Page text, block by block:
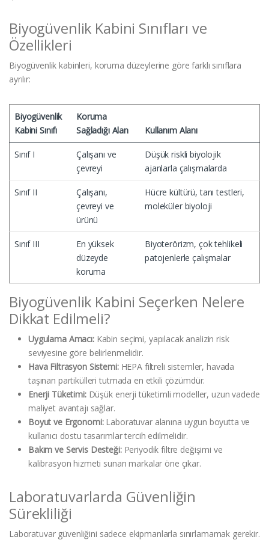
Biyogüvenlik Kabini Sınıfları ve
Özellikleri
Biyogüvenlik kabinleri, koruma düzeylerine göre farklı sınıflara
ayrılır:
Biyogüvenlik
Kabini Sınıfı
Koruma
Sağladığı Alan
Kullanım Alanı
Sınıf I
Çalışanı ve
çevreyi
Düşük riskli biyolojik
ajanlarla çalışmalarda
Sınıf II
Çalışanı,
çevreyi ve
ürünü
Hücre kültürü, tanı testleri,
moleküler biyoloji
Sınıf III
En yüksek
düzeyde
koruma
Biyoterörizm, çok tehlikeli
patojenlerle çalışmalar
Biyogüvenlik Kabini Seçerken Nelere
Dikkat Edilmeli?
Uygulama Amacı:Kabin seçimi, yapılacak analizin risk
seviyesine göre belirlenmelidir.
Hava Filtrasyon Sistemi:HEPA filtreli sistemler, havada
taşınan partikülleri tutmada en etkili çözümdür.
Enerji Tüketimi:Düşük enerji tüketimli modeller, uzun vadede
maliyet avantajı sağlar.
Boyut ve Ergonomi:Laboratuvar alanına uygun boyutta ve
kullanıcı dostu tasarımlar tercih edilmelidir.
Bakım ve Servis Desteği:Periyodik filtre değişimi ve
kalibrasyon hizmeti sunan markalar öne çıkar.
Laboratuvarlarda Güvenliğin
Sürekliliği
Laboratuvar güvenliğini sadece ekipmanlarla sınırlamamak gerekir.